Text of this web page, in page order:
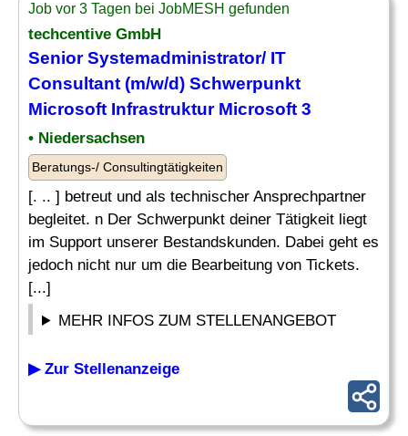
Job vor 3 Tagen bei JobMESH gefunden
techcentive GmbH
Senior Systemadministrator/ IT
Consultant (m/w/d) Schwerpunkt
Microsoft Infrastruktur Microsoft 3
• Niedersachsen
Beratungs-/ Consultingtätigkeiten
[. .. ] betreut und als technischer Ansprechpartner
begleitet. n Der Schwerpunkt deiner Tätigkeit liegt
im Support unserer Bestandskunden. Dabei geht es
jedoch nicht nur um die Bearbeitung von Tickets.
[...]
MEHR INFOS ZUM STELLENANGEBOT
▶ Zur Stellenanzeige